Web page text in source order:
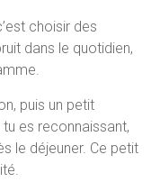
choisir des
dans le quotidien,
puis un petit
es reconnaissant,
le déjeuner. Ce petit